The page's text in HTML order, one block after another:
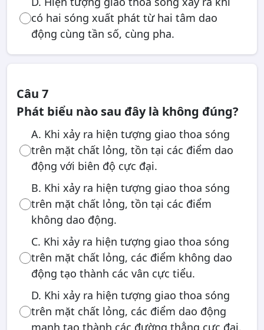
có hai sóng xuất phát từ hai tâm dao
động cùng tần số, cùng pha.
Câu 7
Phát biểu nào sau đây là không đúng?
A. Khi xảy ra hiện tượng giao thoa sóng
trên mặt chất lỏng, tồn tại các điểm dao
động với biên độ cực đại.
B. Khi xảy ra hiện tượng giao thoa sóng
trên mặt chất lỏng, tồn tại các điểm
không dao động.
C. Khi xảy ra hiện tượng giao thoa sóng
trên mặt chất lỏng, các điểm không dao
động tạo thành các vân cực tiểu.
D. Khi xảy ra hiện tượng giao thoa sóng
trên mặt chất lỏng, các điểm dao động
mạnh tạo thành các đường thẳng cực đại.